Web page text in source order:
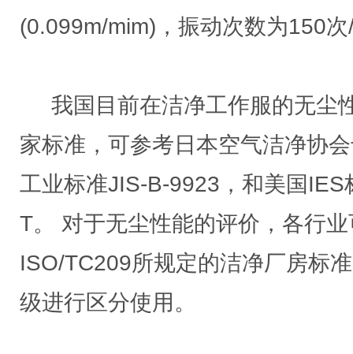
(0.099m/mim)，振动次数为150
我国目前在洁净工作服的无尘
家标准，可参考日本空气洁净协
工业标准JIS-B-9923，和美国IES
T。 对于无尘性能的评价，各行
ISO/TC209所规定的洁净厂房标
级进行区分使用。